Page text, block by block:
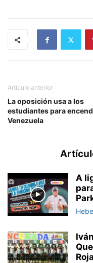
Artículo anterior
La oposición usa a los
estudiantes para
Venezuela
A